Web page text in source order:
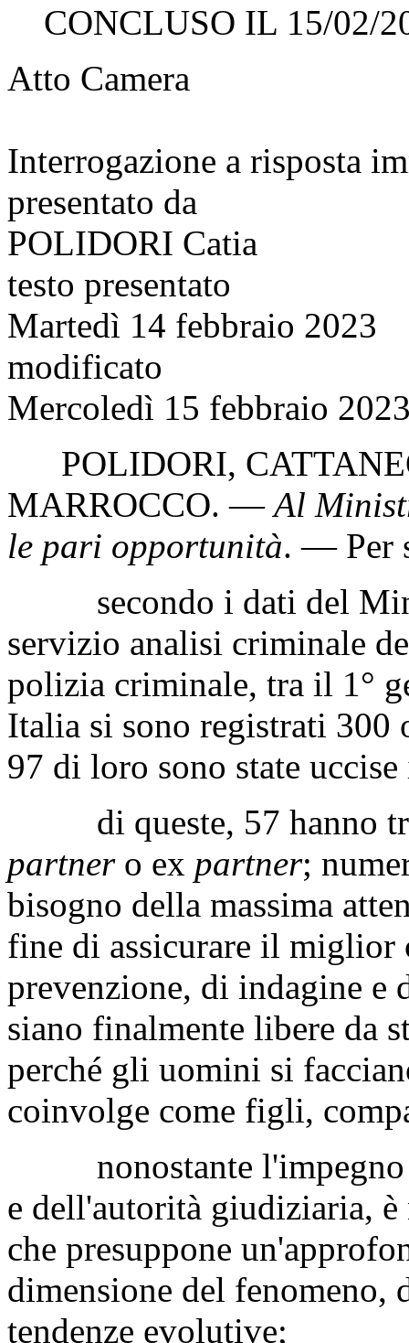
CONCLUSO IL 15/02/
Atto Camera
Interrogazione a risposta
presentato da
POLIDORI Catia
testo presentato
Martedì 14 febbraio 2023
modificato
Mercoledì 15 febbraio
POLIDORI,
MARROCCO. — Al
le pari opportunità. — Per
secondo i dati del
servizio analisi criminale
polizia criminale, tra il 1°
Italia si sono registrati
97 di loro sono state
di queste, 57 hanno
partnero ex partner;
bisogno della massima
fine di assicurare il
prevenzione, di indagine e
siano finalmente libere da
perché gli uomini si
coinvolge come figli,
nonostante l'impegno
e dell'autorità giudiziaria, è
che presuppone
dimensione del fenomeno,
tendenze evolutive;